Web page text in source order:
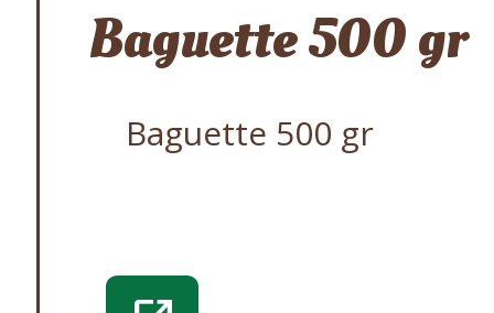
Baguette 500 gr
Baguette 500 gr